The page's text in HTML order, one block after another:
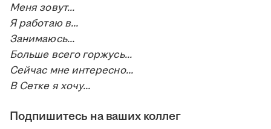
Меня зовут...
Я работаю в...
Занимаюсь...
Больше всего горжусь...
Сейчас мне интересно...
В Сетке я хочу...
Подпишитесь на ваших коллег